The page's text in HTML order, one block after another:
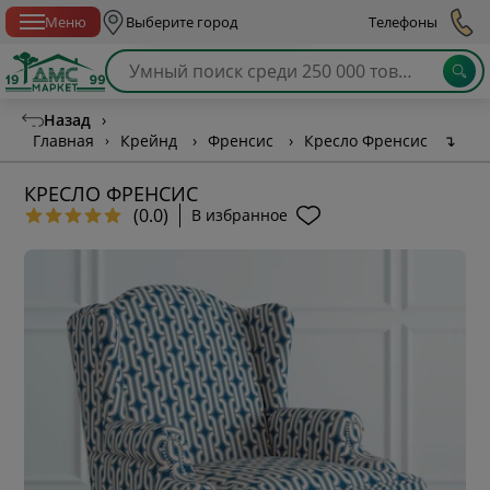
Меню Выберите город Телефоны
Назад ›
Главная
› Крейнд › Френсис › Кресло Френсис ↴
КРЕСЛО ФРЕНСИС
(0.0) В избранное